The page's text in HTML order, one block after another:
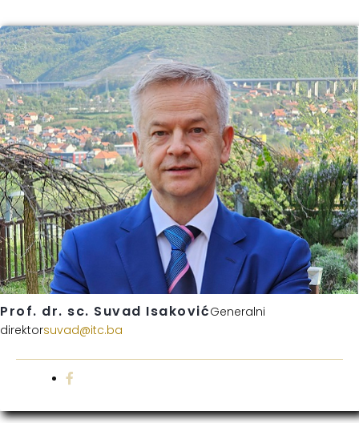
Prof. dr. sc. Suvad IsakovićGeneralni
direktorsuvad@itc.ba